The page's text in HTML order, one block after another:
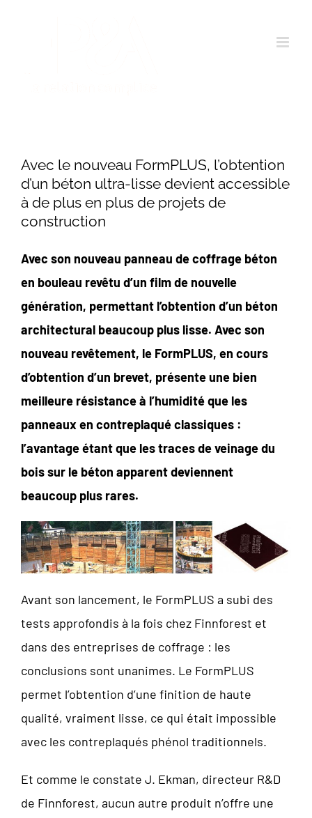
Avec le nouveau FormPLUS, l’obtention
d’un béton ultra-lisse devient accessible
à de plus en plus de projets de
construction
Avec son nouveau panneau de coffrage béton
en bouleau revêtu d’un film de nouvelle
génération, permettant l’obtention d’un béton
architectural beaucoup plus lisse. Avec son
nouveau revêtement, le FormPLUS, en cours
d’obtention d’un brevet, présente une bien
meilleure résistance à l’humidité que les
panneaux en contreplaqué classiques :
l’avantage étant que les traces de veinage du
bois sur le béton apparent deviennent
beaucoup plus rares.
Avant son lancement, le FormPLUS a subi des
tests approfondis à la fois chez Finnforest et
dans des entreprises de coffrage : les
conclusions sont unanimes. Le FormPLUS
permet l’obtention d’une finition de haute
qualité, vraiment lisse, ce qui était impossible
avec les contreplaqués phénol traditionnels.
Et comme le constate J. Ekman, directeur R&D
de Finnforest, aucun autre produit n’offre une